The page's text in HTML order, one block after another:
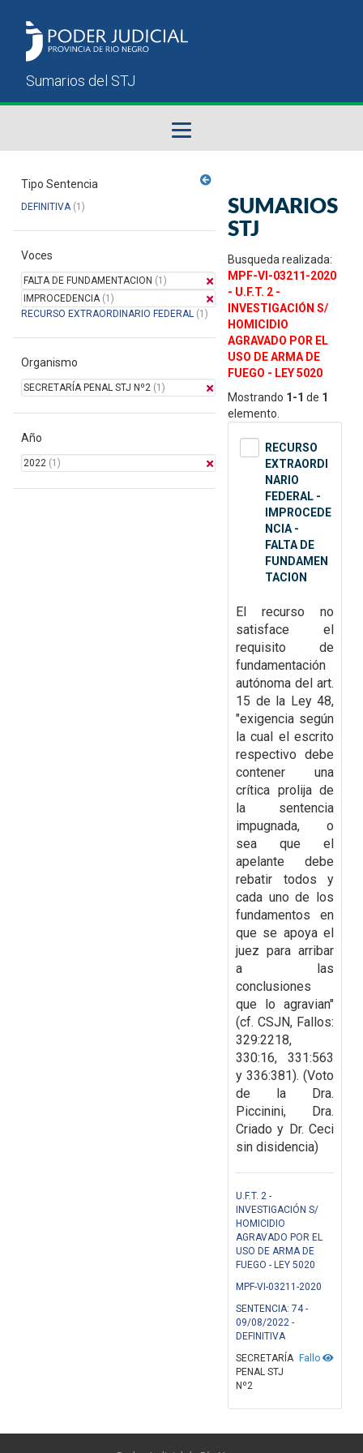
Sumarios del STJ
Manual del Usuario
Tipo Sentencia
DEFINITIVA(1)
Voces
FALTA DE FUNDAMENTACION (1)
IMPROCEDENCIA(1)
RECURSO EXTRAORDINARIO FEDERAL (1)
Organismo
SECRETARÍA PENAL STJ Nº2 (1)
Año
2022 (1)
SUMARIOS
STJ
Busqueda realizada:
MPF-VI-03211-2020
- U.F.T. 2 -
INVESTIGACIÓN S/
HOMICIDIO
AGRAVADO POR EL
USO DE ARMA DE
FUEGO - LEY 5020
Mostrando 1-1 de 1
elemento.
RECURSO
EXTRAORDI
NARIO
FEDERAL -
IMPROCEDE
NCIA -
FALTA DE
FUNDAMEN
TACION
El recurso no
satisface el
requisito de
fundamentación
autónoma del art.
15 de la Ley 48,
"exigencia según
la cual el escrito
respectivo debe
contener una
crítica prolija de
la sentencia
impugnada, o
sea que el
apelante debe
rebatir todos y
cada uno de los
fundamentos en
que se apoya el
juez para arribar
a las
conclusiones
que lo agravian"
(cf. CSJN, Fallos:
329:2218,
330:16, 331:563
y 336:381). (Voto
de la Dra.
Piccinini, Dra.
Criado y Dr. Ceci
sin disidencia)
U.F.T. 2 -
INVESTIGACIÓN S/
HOMICIDIO
AGRAVADO POR EL
USO DE ARMA DE
FUEGO - LEY 5020
MPF-VI-03211-2020
SENTENCIA: 74 -
09/08/2022 -
DEFINITIVA
Fallo
SECRETARÍA
PENAL STJ
Nº2